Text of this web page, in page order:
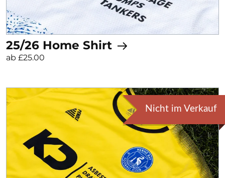
25/26 Home Shirt
ab £25.00
Nicht im Verkauf